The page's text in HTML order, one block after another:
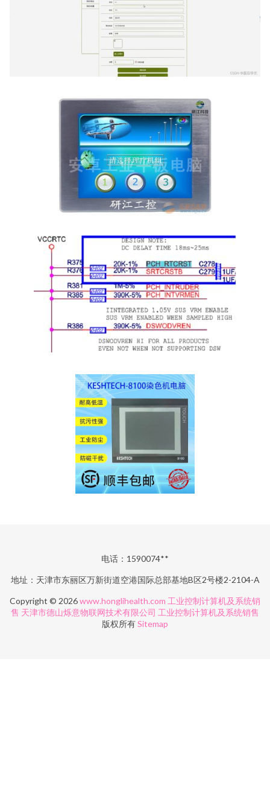
电话：1590074**
地址：天津市东丽区万新街道空港国际总部基地B区2号楼2-2104-A
Copyright © 2026www.honglihealth.com 工业控制计算机及系统销
售 天津市德山烁意物联网技术有限公司 工业控制计算机及系统销售
版权所有Sitemap